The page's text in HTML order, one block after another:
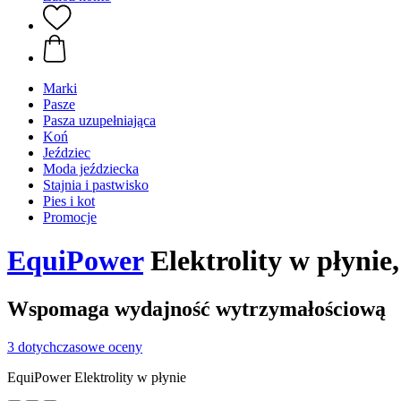
Marki
Pasze
Pasza uzupełniająca
Koń
Jeździec
Moda jeździecka
Stajnia i pastwisko
Pies i kot
Promocje
EquiPowerElektrolity w
Wspomaga wydajność wytrzymałościową
3 dotychczasowe oceny
EquiPower Elektrolity w płynie